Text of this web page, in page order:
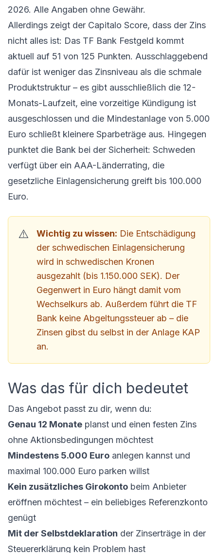
2026. Alle Angaben ohne Gewähr.
Allerdings zeigt der Capitalo Score, dass der Zins
nicht alles ist: Das TF Bank Festgeld kommt
aktuell auf 51 von 125 Punkten. Ausschlaggebend
dafür ist weniger das Zinsniveau als die schmale
Produktstruktur – es gibt ausschließlich die 12-
Monats-Laufzeit, eine vorzeitige Kündigung ist
ausgeschlossen und die Mindestanlage von 5.000
Euro schließt kleinere Sparbeträge aus. Hingegen
punktet die Bank bei der Sicherheit: Schweden
verfügt über ein AAA-Länderrating, die
gesetzliche Einlagensicherung greift bis 100.000
Euro.
Wichtig zu wissen: Die Entschädigung
der schwedischen Einlagensicherung
wird in schwedischen Kronen
ausgezahlt (bis 1.150.000 SEK). Der
Gegenwert in Euro hängt damit vom
Wechselkurs ab. Außerdem führt die TF
Bank keine Abgeltungssteuer ab – die
Zinsen gibst du selbst in der Anlage KAP
an.
Was das für dich bedeutet
Das Angebot passt zu dir, wenn du:
Genau 12 Monate planst und einen festen Zins
ohne Aktionsbedingungen möchtest
Mindestens 5.000 Euro anlegen kannst und
maximal 100.000 Euro parken willst
Kein zusätzliches Girokonto beim Anbieter
eröffnen möchtest – ein beliebiges Referenzkonto
genügt
Mit der Selbstdeklaration der Zinserträge in der
Steuererklärung kein Problem hast